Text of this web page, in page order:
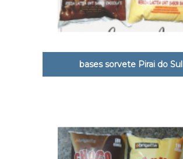
bases sorvete Pirai do Sul